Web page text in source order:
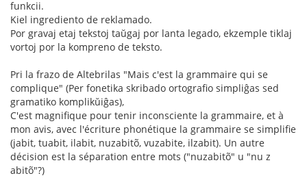
funkcii.
Kiel ingrediento de reklamado.
Por gravaj etaj tekstoj taŭgaj por lanta legado, ekzemple tiklaj
vortoj por la kompreno de teksto.
Pri la frazo de Altebrilas "Mais c'est la grammaire qui se
complique" (Per fonetika skribado ortografio simpliĝas sed
gramatiko komplikŭiĝas),
C'est magnifique pour tenir inconsciente la grammaire, et à
mon avis, avec l'écriture phonétique la grammaire se simplifie
(jabit, tuabit, ilabit, nuzabitõ, vuzabite, ilzabit). Un autre
décision est la séparation entre mots ("nuzabitõ" u "nu z
abitõ"?)